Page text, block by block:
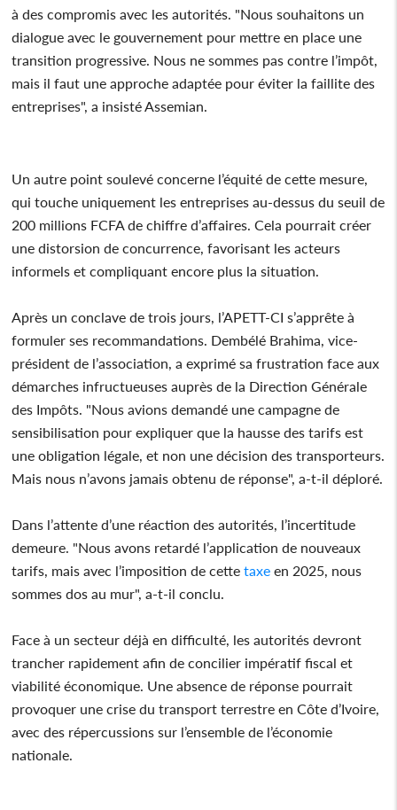
à des compromis avec les autorités. "Nous souhaitons un
dialogue avec le gouvernement pour mettre en place une
transition progressive. Nous ne sommes pas contre l’impôt,
mais il faut une approche adaptée pour éviter la faillite des
entreprises", a insisté Assemian.
Un autre point soulevé concerne l’équité de cette mesure,
qui touche uniquement les entreprises au-dessus du seuil de
200 millions FCFA de chiffre d’affaires. Cela pourrait créer
une distorsion de concurrence, favorisant les acteurs
informels et compliquant encore plus la situation.
Après un conclave de trois jours, l’APETT-CI s’apprête à
formuler ses recommandations. Dembélé Brahima, vice-
président de l’association, a exprimé sa frustration face aux
démarches infructueuses auprès de la Direction Générale
des Impôts. "Nous avions demandé une campagne de
sensibilisation pour expliquer que la hausse des tarifs est
une obligation légale, et non une décision des transporteurs.
Mais nous n’avons jamais obtenu de réponse", a-t-il déploré.
Dans l’attente d’une réaction des autorités, l’incertitude
demeure. "Nous avons retardé l’application de nouveaux
tarifs, mais avec l’imposition de cettetaxe en 2025, nous
sommes dos au mur", a-t-il conclu.
Face à un secteur déjà en difficulté, les autorités devront
trancher rapidement afin de concilier impératif fiscal et
viabilité économique. Une absence de réponse pourrait
provoquer une crise du transport terrestre en Côte d’Ivoire,
avec des répercussions sur l’ensemble de l’économie
nationale.